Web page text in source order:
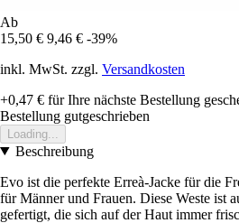
Ab
15,50 € 9,46 € -39%
inkl. MwSt. zzgl. Versandkosten
+0,47 € für Ihre nächste Bestellung
Bestellung gutgeschrieben
Loading...
Beschreibung
Evo ist die perfekte Erreà-Jacke für die
für Männer und Frauen. Diese Weste ist
gefertigt, die sich auf der Haut immer